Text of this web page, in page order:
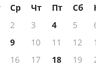
Ср Чт Пт Сб
2 3 4 5
9 10 11 12
16 17 18 19